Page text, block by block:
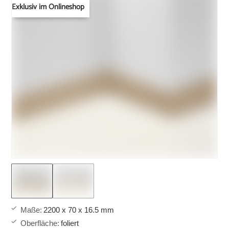
Exklusiv im Onlineshop
Maße: 2200 x 70 x 16.5 mm
Oberfläche: foliert